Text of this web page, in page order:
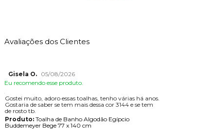
Avaliações dos Clientes
Gisela O.
05/08/2026
Eu recomendo esse produto.
Gostei muito, adoro essas toalhas, tenho várias há anos.
Gostaria de saber se tem mais dessa cor 3144 e se tem
de rosto tb.
Produto:Toalha de Banho Algodão Egípcio
Buddemeyer Bege 77 x 140 cm